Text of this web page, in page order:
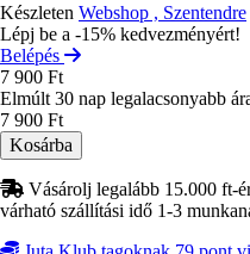
Készleten Webshop , Szentendre
Lépj be a -15% kedvezményért!
Belépés
7 900 Ft
Elmúlt 30 nap legalacsonyabb
7 900 Ft
Vásárolj legalább 15.000 ft-
várható szállítási idő 1-3